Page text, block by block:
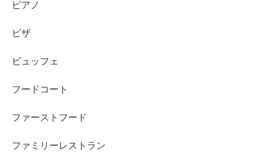
ピアノ
ピザ
ビュッフェ
フードコート
ファーストフード
ファミリーレストラン